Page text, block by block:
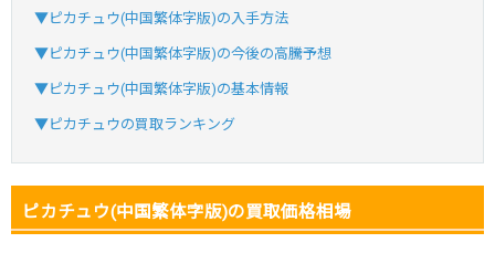
・atone・ペイディ対応！
小口で当たりやすい穴場オリパ
・新規登録で無料100連できる！
▼ピカチュウ(中国繁体字版)の入手方法
▼ピカチュウ(中国繁体字版)の今後の高騰予想
▼ピカチュウ(中国繁体字版)の基本情報
▼ピカチュウの買取ランキング
ピカチュウ(中国繁体字版)の買取価格相場